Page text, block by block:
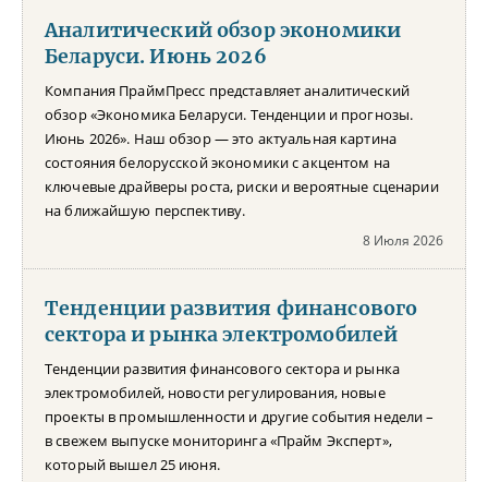
Аналитический обзор экономики
Беларуси. Июнь 2026
Компания ПраймПресс представляет аналитический
обзор «Экономика Беларуси. Тенденции и прогнозы.
Июнь 2026». Наш обзор — это актуальная картина
состояния белорусской экономики с акцентом на
ключевые драйверы роста, риски и вероятные сценарии
на ближайшую перспективу.
8 Июля 2026
Тенденции развития финансового
сектора и рынка электромобилей
Тенденции развития финансового сектора и рынка
электромобилей, новости регулирования, новые
проекты в промышленности и другие события недели –
в свежем выпуске мониторинга «Прайм Эксперт»,
который вышел 25 июня.